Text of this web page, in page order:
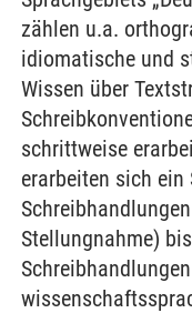
zählen u.a.
idiomatische und
Wissen über
schrittweise
erarbeiten sich ein
Stellungnahme)